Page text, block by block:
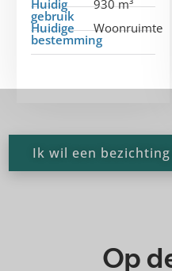
Huidig
gebruik
930 m³
Huidige
bestemming
Woonruimte
Ik wil een
Op